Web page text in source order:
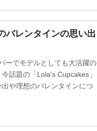
レンタインの思い出
ーでモデルとしても大活躍の
話題の「Lola's Cupcakes」
や理想のバレンタインにつ